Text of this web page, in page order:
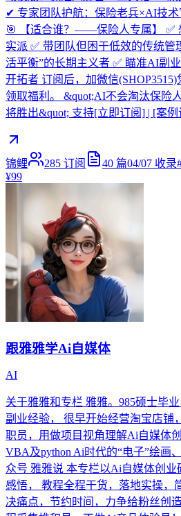
✔ 专家团队护航：保险老兵×AI技
🎯 【适合谁？——保险人专属】 ✅
实派 ✅ 带团队但困于低效的传统管
活平衡”的长期主义者 ✅ 瞄准AI副
开拓者 订阅后，加微信(SHOP3515)
领取福利。 &quot;AI不会淘汰保险
将胜出&quot; 支持[立即订阅] | [案
锦鲤 285 订阅 40 篇04/07 收录
¥99
跟雅雅学Ai自媒体
AI
关于雅雅和专栏 雅雅。985硕士毕
副业经验， 很早开始经营淘宝店铺
职员，用做项目视角理解Ai自媒体
VBA及python Ai时代的“电子”绘画
众号 雅雅说 本专栏以Ai自媒体创业
感悟， 教程全程干货，落地实操，
决痛点，节约时间，力争给粉丝创